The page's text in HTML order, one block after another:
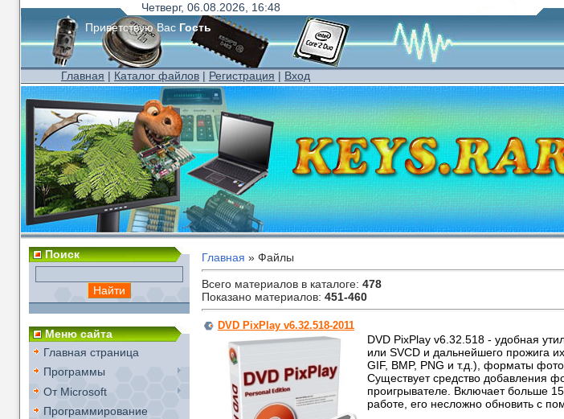
Четверг, 06.08.2026, 16:48
Приветствую Вас Гость
Главная | Каталог файлов | Регистрация | Вход
Поиск
Меню сайта
Главная страница
Программы
От Microsoft
Программирование
Главная » Файлы
Всего материалов в каталоге: 478
Показано материалов: 451-460
DVD PixPlay v6.32.518-2011
DVD PixPlay v6.32.518 - удобная
или SVCD и дальнейшего прожига
GIF, BMP, PNG и т.д.), форматы
Существует средство добавления
проигрывателе. Включает больше
работе, его несложно обновить с